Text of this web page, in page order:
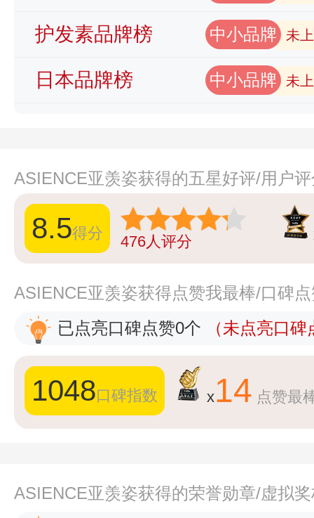
护发素品牌榜 中小品牌 未
日本品牌榜 中小品牌 未
ASIENCE亚羡姿获得的五星好评/用户
8.5得分 476人评分
ASIENCE亚羡姿获得点赞我最棒/口碑
已点亮口碑点赞0个
（未点亮口
1048口碑指数 x14 点赞最
ASIENCE亚羡姿获得的荣誉勋章/虚拟